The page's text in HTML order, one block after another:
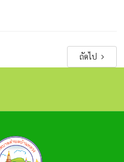
ถัดไป